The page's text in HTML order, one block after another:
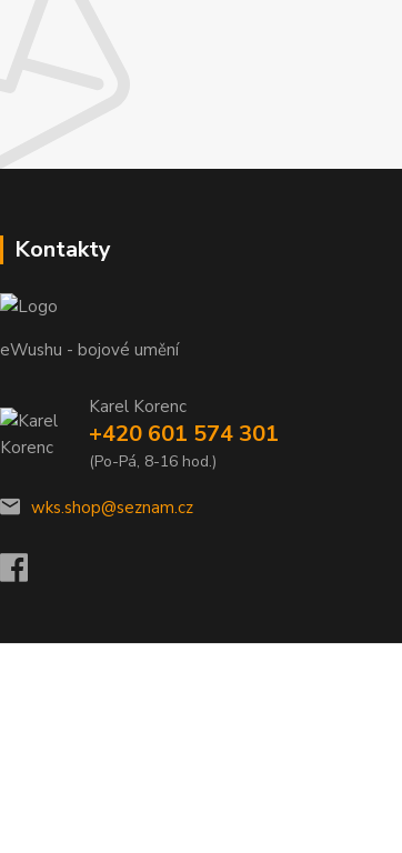
Kontakty
eWushu - bojové umění
Karel Korenc
+420 601 574 301
(Po-Pá, 8-16 hod.)
wks.shop@seznam.cz